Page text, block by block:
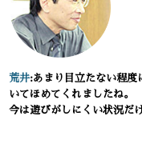
荒井:あまり目立たない程度
いてほめてくれましたね。
今は遊びがしにくい状況だ